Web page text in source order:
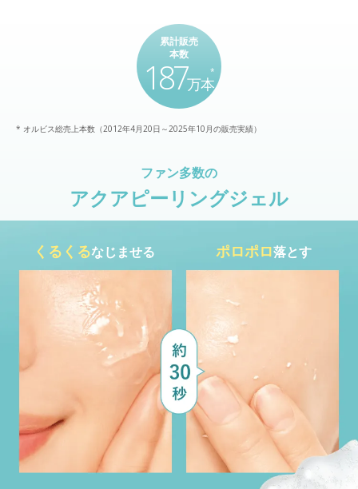
累計販売
本数
187万本
*
* オルビス総売上本数（2012年4月20日～2025年10月の販売実績）
ファン多数の
アクアピーリングジェル
くるくるなじませる ポロポロ落とす